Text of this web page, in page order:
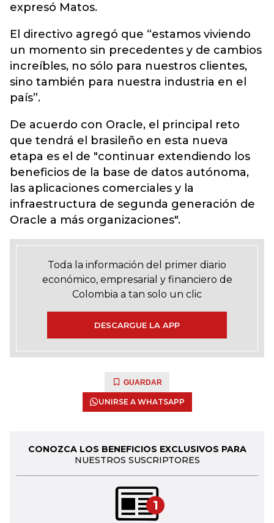
expresó Matos.
El directivo agregó que “estamos viviendo
un momento sin precedentes y de cambios
increíbles, no sólo para nuestros clientes,
sino también para nuestra industria en el
país”.
De acuerdo con Oracle, el principal reto
que tendrá el brasileño en esta nueva
etapa es el de "continuar extendiendo los
beneficios de la base de datos autónoma,
las aplicaciones comerciales y la
infraestructura de segunda generación de
Oracle a más organizaciones".
Toda la información del primer diario
económico, empresarial y financiero de
Colombia a tan solo un clic
DESCARGUE LA APP
GUARDAR
UNIRSE A WHATSAPP
CONOZCA LOS BENEFICIOS EXCLUSIVOS PARA
NUESTROS SUSCRIPTORES
1